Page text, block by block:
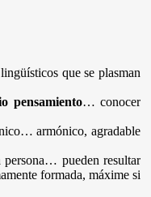
que se plasman
pensamiento… conocer
armónico, agradable
persona… pueden resultar
formada, máxime si